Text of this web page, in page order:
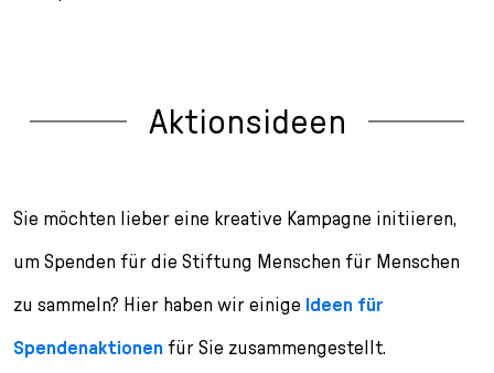
Aktionsideen
Sie möchten lieber eine kreative Kampagne initiieren,
um Spenden für die Stiftung Menschen für Menschen
zu sammeln? Hier haben wir einige Ideen für
Spendenaktionenfür Sie zusammengestellt.